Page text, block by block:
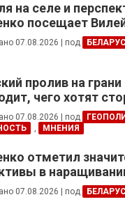
на селе и
посещает
07.08.2026 под
пролив на
чего хотят
07.08.2026 под
, МНЕНИЯ
отметил
в
проектов с
07.08.2026 под